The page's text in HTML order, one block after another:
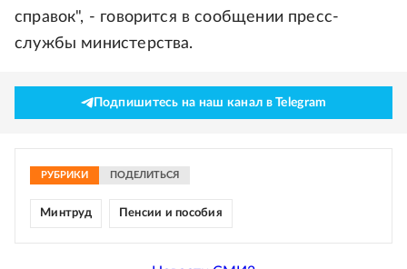
справок", - говорится в сообщении пресс-
службы министерства.
Подпишитесь на наш канал в Telegram
РУБРИКИ ПОДЕЛИТЬСЯ
Минтруд Пенсии и пособия